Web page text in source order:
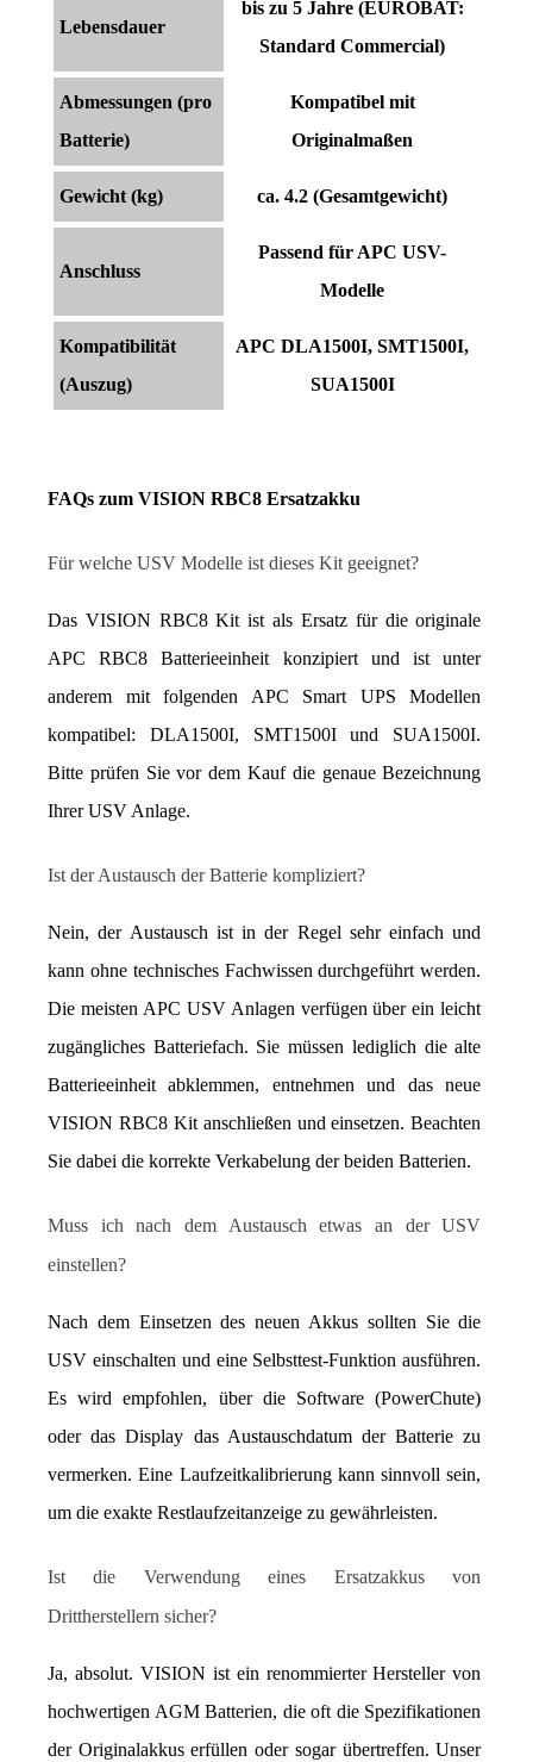
Lebensdauer
bis zu 5 Jahre (EUROBAT:
Standard Commercial)
Abmessungen (pro
Batterie)
Kompatibel mit
Originalmaßen
Gewicht (kg) ca. 4.2 (Gesamtgewicht)
Anschluss
Passend für APC USV-
Modelle
Kompatibilität
(Auszug)
APC DLA1500I, SMT1500I,
SUA1500I
FAQs zum VISION RBC8 Ersatzakku
Für welche USV Modelle ist dieses Kit geeignet?
Das VISION RBC8 Kit ist als Ersatz für die originale
APC RBC8 Batterieeinheit konzipiert und ist unter
anderem mit folgenden APC Smart UPS Modellen
kompatibel: DLA1500I, SMT1500I und SUA1500I.
Bitte prüfen Sie vor dem Kauf die genaue Bezeichnung
Ihrer USV Anlage.
Ist der Austausch der Batterie kompliziert?
Nein, der Austausch ist in der Regel sehr einfach und
kann ohne technisches Fachwissen durchgeführt werden.
Die meisten APC USV Anlagen verfügen über ein leicht
zugängliches Batteriefach. Sie müssen lediglich die alte
Batterieeinheit abklemmen, entnehmen und das neue
VISION RBC8 Kit anschließen und einsetzen. Beachten
Sie dabei die korrekte Verkabelung der beiden Batterien.
Muss ich nach dem Austausch etwas an der USV
einstellen?
Nach dem Einsetzen des neuen Akkus sollten Sie die
USV einschalten und eine Selbsttest-Funktion ausführen.
Es wird empfohlen, über die Software (PowerChute)
oder das Display das Austauschdatum der Batterie zu
vermerken. Eine Laufzeitkalibrierung kann sinnvoll sein,
um die exakte Restlaufzeitanzeige zu gewährleisten.
Ist die Verwendung eines Ersatzakkus von
Drittherstellern sicher?
Ja, absolut. VISION ist ein renommierter Hersteller von
hochwertigen AGM Batterien, die oft die Spezifikationen
der Originalakkus erfüllen oder sogar übertreffen. Unser